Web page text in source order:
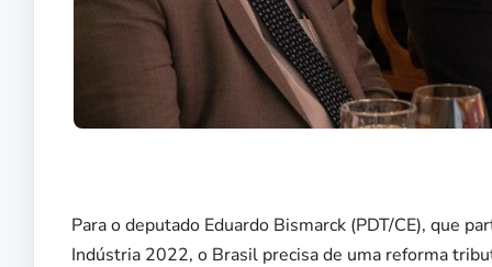
Para o deputado Eduardo Bismarck (PDT/CE), que
Indústria 2022, o Brasil precisa de uma reforma